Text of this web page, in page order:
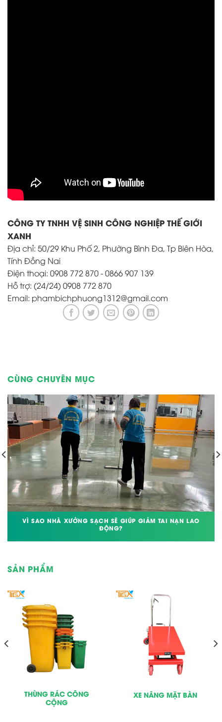
CÔNG TY TNHH VỆ SINH CÔNG NGHIỆP THẾ GIỚI
XANH
Địa chỉ: 50/29 Khu Phố 2, Phường Bình Đa, Tp Biên Hòa,
Tính Đồng Nai
Điện thoại: 0908 772 870 - 0866 907 139
Hỗ trợ: (24/24) 0908 772 870
Email: phambichphuong1312@gmail.com
CÙNG CHUYÊN MỤC
VÌ SAO NHÀ XƯỞNG SẠCH SẼ GIÚP GIẢM TAI NẠN LAO
ĐỘNG?
SẢN PHẨM
THÙNG RÁC CÔNG
CỘNG
XE NÂNG MẶT BÀN